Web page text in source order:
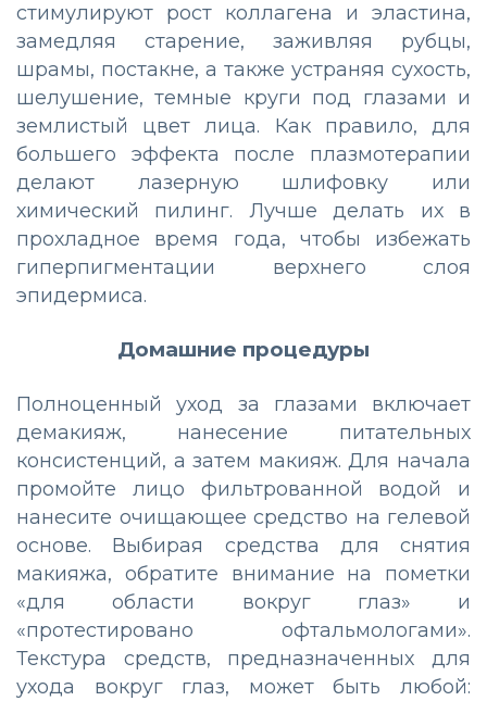
стимулируют рост коллагена и эластина,
замедляя старение, заживляя рубцы,
шрамы, постакне, а также устраняя сухость,
шелушение, темные круги под глазами и
землистый цвет лица. Как правило, для
большего эффекта после плазмотерапии
делают лазерную шлифовку или
химический пилинг. Лучше делать их в
прохладное время года, чтобы избежать
гиперпигментации верхнего слоя
эпидермиса.
Домашние процедуры
Полноценный уход за глазами включает
демакияж, нанесение питательных
консистенций, а затем макияж. Для начала
промойте лицо фильтрованной водой и
нанесите очищающее средство на гелевой
основе. Выбирая средства для снятия
макияжа, обратите внимание на пометки
«для области вокруг глаз» и
«протестировано офтальмологами».
Текстура средств, предназначенных для
ухода вокруг глаз, может быть любой: